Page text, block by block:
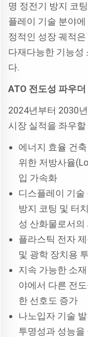
명 정전기 방지 코
플레이 기술 분야
정적인 성장 궤적
다재다능한 기능성
다.
ATO 전도성 파우더
2024년부터 2030
시장 실적을 좌우
에너지 효율 건
위한 저방사율
입 가속화
디스플레이 기술
방지 코팅 및 터
성 산화물로서의
플라스틱 전자
및 광학 장치용
지속 가능한 소
야에서 다른 전
한 선호도 증가
나노입자 기술
투명성과 성능을